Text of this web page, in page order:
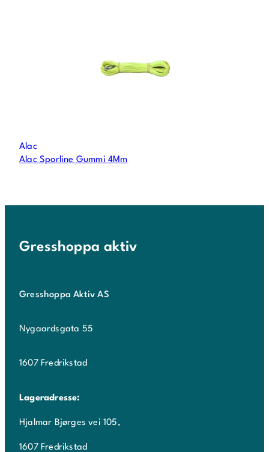
Alac
Alac Sporline Gummi 4Mm
Gresshoppa aktiv
Gresshoppa Aktiv AS
Nygaardsgata 55
1607 Fredrikstad
Lageradresse:
Hjalmar Bjørges vei 105,
1607 Fredrikstad